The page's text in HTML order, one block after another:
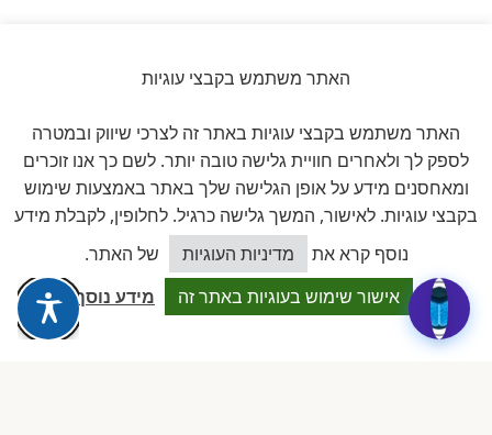
דירוג 5 ★ מתוך 5
★★★★★על בסיס11 ביקורות מאומתות
לכל הביקורות ב-Google
D
האתר משתמש בקבצי עוגיות
האתר משתמש בקבצי עוגיות באתר זה לצרכי שיווק ובמטרה
לספק לך ולאחרים חוויית גלישה טובה יותר. לשם כך אנו זוכרים
ומאחסנים מידע על אופן הגלישה שלך באתר באמצעות שימוש
בקבצי עוגיות. לאישור, המשך גלישה כרגיל. לחלופין, לקבלת מידע
נוסף קרא את
מדיניות העוגיות
של האתר.
אישור שימוש בעוגיות באתר זה
מידע נוסף
כיצד אוכל לסייע?